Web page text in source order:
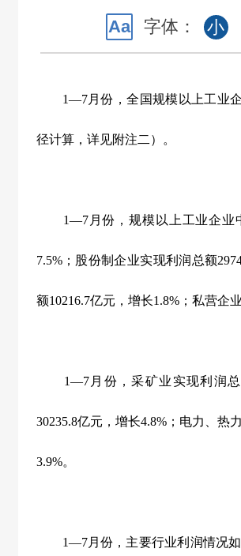
Aa 字体： 小
1—7月份，全国规模以上工业
径计算，详见附注二）。
1—7月份，规模以上工业企业
7.5% ；股份制企业实现利润总额
额10216.7亿元，增长1.8% ；私营企
1—7月份，采矿业实现利润
30235.8亿元，增长4.8% ；电力、热
3.9%。
1—7月份，主要行业利润情况